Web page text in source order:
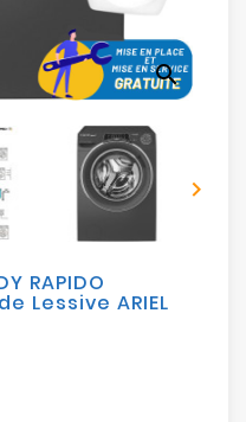
search

RAPIDO
Lessive ARIEL